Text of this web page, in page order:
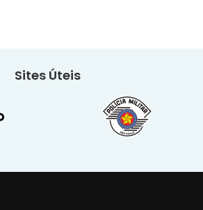
Sites Úteis